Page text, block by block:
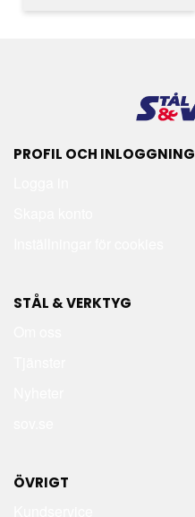
PROFIL OCH INLOGGNING
STÅL & VERKTYG
ÖVRIGT